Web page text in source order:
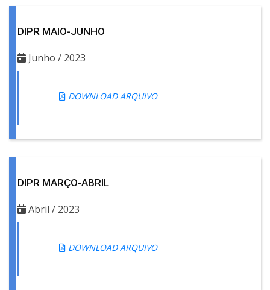
DIPR MAIO-JUNHO
Junho / 2023
DOWNLOAD ARQUIVO
DIPR MARÇO-ABRIL
Abril / 2023
DOWNLOAD ARQUIVO